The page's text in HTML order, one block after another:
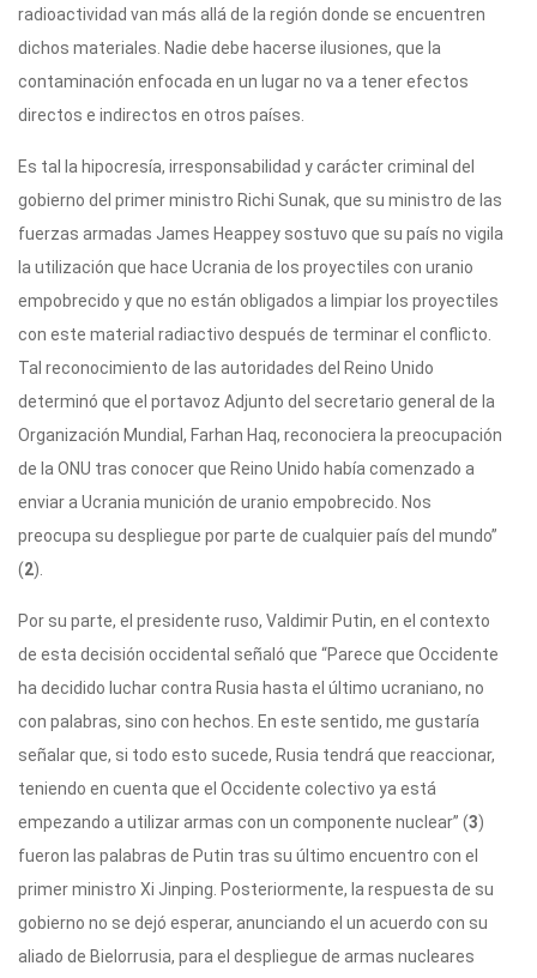
radioactividad van más allá de la región donde se encuentren
dichos materiales. Nadie debe hacerse ilusiones, que la
contaminación enfocada en un lugar no va a tener efectos
directos e indirectos en otros países.
Es tal la hipocresía, irresponsabilidad y carácter criminal del
gobierno del primer ministro Richi Sunak, que su ministro de las
fuerzas armadas James Heappey sostuvo que su país no vigila
la utilización que hace Ucrania de los proyectiles con uranio
empobrecido y que no están obligados a limpiar los proyectiles
con este material radiactivo después de terminar el conflicto.
Tal reconocimiento de las autoridades del Reino Unido
determinó que el portavoz Adjunto del secretario general de la
Organización Mundial, Farhan Haq, reconociera la preocupación
de la ONU tras conocer que Reino Unido había comenzado a
enviar a Ucrania munición de uranio empobrecido. Nos
preocupa su despliegue por parte de cualquier país del mundo”
(2).
Por su parte, el presidente ruso, Valdimir Putin, en el contexto
de esta decisión occidental señaló que “Parece que Occidente
ha decidido luchar contra Rusia hasta el último ucraniano, no
con palabras, sino con hechos. En este sentido, me gustaría
señalar que, si todo esto sucede, Rusia tendrá que reaccionar,
teniendo en cuenta que el Occidente colectivo ya está
empezando a utilizar armas con un componente nuclear” (3)
fueron las palabras de Putin tras su último encuentro con el
primer ministro Xi Jinping. Posteriormente, la respuesta de su
gobierno no se dejó esperar, anunciando el un acuerdo con su
aliado de Bielorrusia, para el despliegue de armas nucleares